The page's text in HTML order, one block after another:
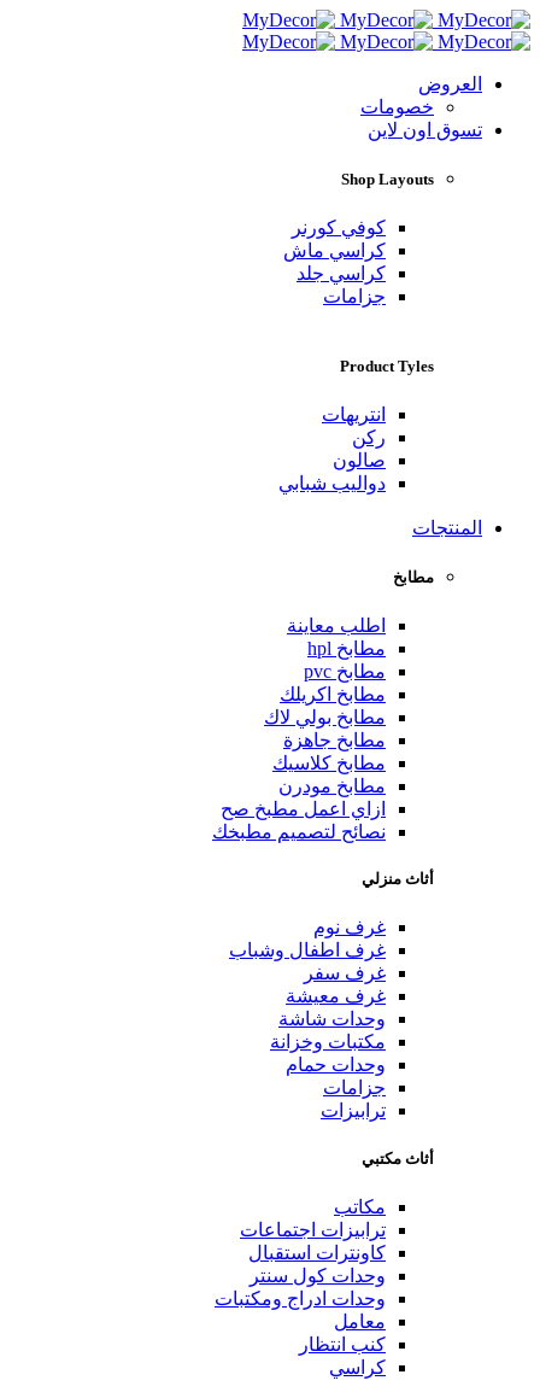
العروض
خصومات
تسوق اون لاين
Shop Layouts
كوفي كورنر
كراسي ماش
كراسي جلد
جزامات
Product Tyles
انتريهات
ركن
صالون
دواليب شبابي
المنتجات
مطابخ
اطلب معاينة
مطابخ hpl
مطابخ pvc
مطابخ اكريلك
مطابخ بولي لاك
مطابخ جاهزة
مطابخ كلاسيك
مطابخ مودرن
ازاي اعمل مطبخ صح
نصائح لتصميم مطبخك
أثاث منزلي
غرف نوم
غرف اطفال وشباب
غرف سفر
غرف معيشة
وحدات شاشة
مكتبات وخزانة
وحدات حمام
جزامات
ترابيزات
أثاث مكتبي
مكاتب
ترابيزات اجتماعات
كاونترات استقبال
وحدات كول سنتر
وحدات ادراج ومكتبات
معامل
كنب انتظار
كراسي